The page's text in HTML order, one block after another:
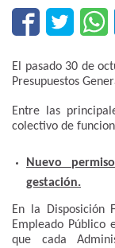
El pasado 30 de
Presupuestos
Entre las
colectivo de
Nuevo
gestación.
En la Disposición
Empleado Público
que cada